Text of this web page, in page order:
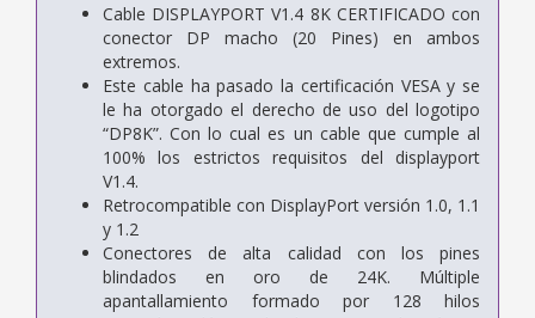
Cable DISPLAYPORT V1.4 8K CERTIFICADO con
conector DP macho (20 Pines) en ambos
extremos.
Este cable ha pasado la certificación VESA y se
le ha otorgado el derecho de uso del logotipo
“DP8K”. Con lo cual es un cable que cumple al
100% los estrictos requisitos del displayport
V1.4.
Retrocompatible con DisplayPort versión 1.0, 1.1
y 1.2
Conectores de alta calidad con los pines
blindados en oro de 24K. Múltiple
apantallamiento formado por 128 hilos